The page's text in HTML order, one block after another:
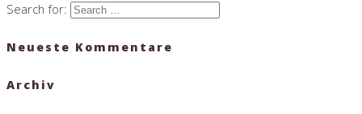
Search for:
Neueste Kommentare
Archiv